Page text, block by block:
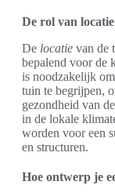
De rol van
De locatie van de
bepalend voor de
is noodzakelijk
tuin te begrijpen,
gezondheid van
in de lokale
worden voor een
en structuren.
Hoe ontwerp je